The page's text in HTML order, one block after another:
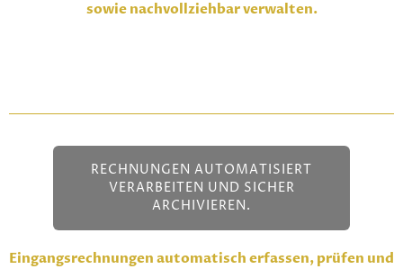
sowie nachvollziehbar verwalten.
RECHNUNGEN AUTOMATISIERT
VERARBEITEN UND SICHER
ARCHIVIEREN.
Eingangsrechnungen automatisch erfassen, prüfen und